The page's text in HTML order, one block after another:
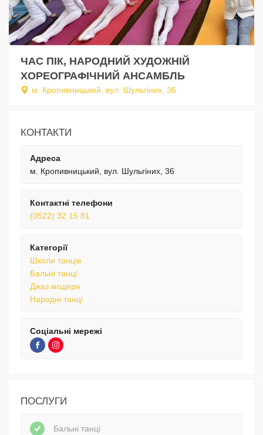
ЧАС ПІК, НАРОДНИЙ ХУДОЖНІЙ
ХОРЕОГРАФІЧНИЙ АНСАМБЛЬ
м. Кропивницький, вул. Шульгіних, 36
КОНТАКТИ
Адреса
м. Кропивницький, вул. Шульгіних, 36
Контактні телефони
(0522) 32 15 81
Категорії
Школи танців
Бальні танці
Джаз модерн
Народні танці
Соціальні мережі
ПОСЛУГИ
Бальні танці